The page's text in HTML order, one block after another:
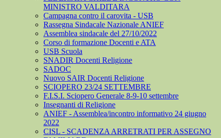
MINISTRO VALDITARA
Campagna contro il carovita - USB
Rassegna Sindacale Nazionale ANIEF
Assemblea sindacale del 27/10/2022
Corso di formazione Docenti e ATA
USB Scuola
SNADIR Docenti Religione
SADOC
Nuovo SAIR Docenti Religione
SCIOPERO 23/24 SETTEMBRE
F.I.S.I. Sciopero Generale 8-9-10 settembre
Insegnanti di Religione
ANIEF - Assemblea/incontro informativo 24 giugno
2022
CISL - SCADENZA ARRETRATI PER ASSEGNO